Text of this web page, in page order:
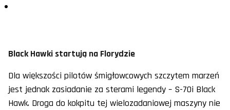
Black Hawki startują na Florydzie
Dla większości pilotów śmigłowcowych szczytem marzeń
jest jednak zasiadanie za sterami legendy – S-70i Black
Hawk. Droga do kokpitu tej wielozadaniowej maszyny nie